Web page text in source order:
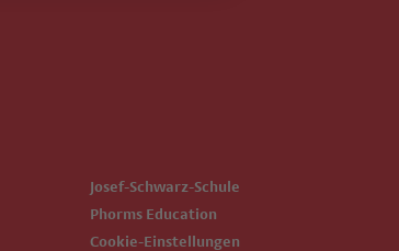
Josef-Schwarz-Schule
Phorms Education
Cookie-Einstellungen